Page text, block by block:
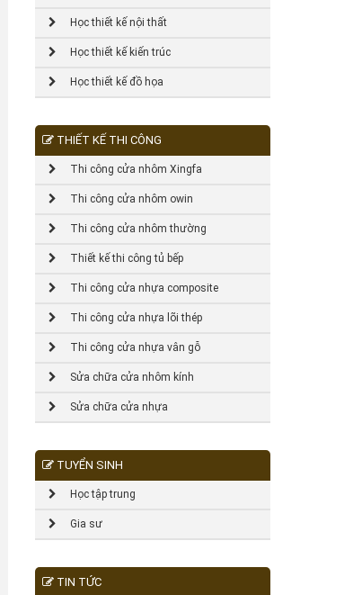
Học thiết kế nội thất
Học thiết kế kiến trúc
Học thiết kế đồ họa
THIẾT KẾ THI CÔNG
Thi công cửa nhôm Xingfa
Thi công cửa nhôm owin
Thi công cửa nhôm thường
Thiết kế thi công tủ bếp
Thi công cửa nhựa composite
Thi công cửa nhựa lõi thép
Thi công cửa nhựa vân gỗ
Sửa chữa cửa nhôm kính
Sửa chữa cửa nhựa
TUYỂN SINH
Học tập trung
Gia sư
TIN TỨC